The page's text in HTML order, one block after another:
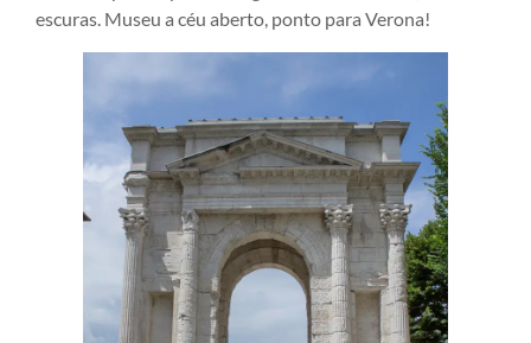
escuras. Museu a céu aberto, ponto para Verona!